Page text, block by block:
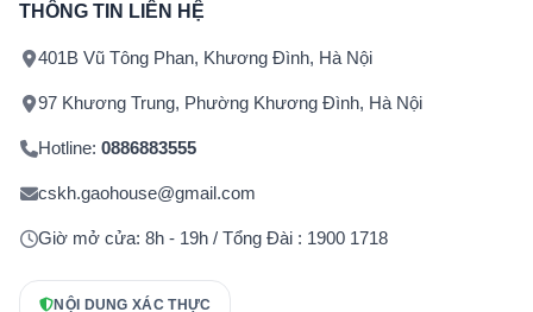
THÔNG TIN LIÊN HỆ
401B Vũ Tông Phan, Khương Đình, Hà Nội
97 Khương Trung, Phường Khương Đình, Hà Nội
Hotline: 0886883555
cskh.gaohouse@gmail.com
Giờ mở cửa: 8h - 19h / Tổng Đài : 1900 1718
NỘI DUNG XÁC THỰC